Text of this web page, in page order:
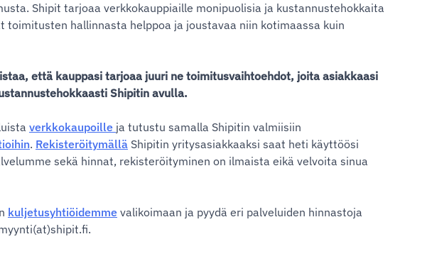
Shipit tarjoaa verkkokauppiaille monipuolisia ja kustannustehokkaita
toimitusten hallinnasta helppoa ja joustavaa niin kotimaassa kuin
että kauppasi tarjoaa juuri ne toimitusvaihtoehdot, joita asiakkaasi
Shipitin avulla.
verkkokaupoille ja tutustu samalla Shipitin valmiisiin
. Rekisteröitymällä Shipitin yritysasiakkaaksi saat heti käyttöösi
sekä hinnat, rekisteröityminen on ilmaista eikä velvoita sinua
kuljetusyhtiöidemme valikoimaan ja pyydä eri palveluiden hinnastoja